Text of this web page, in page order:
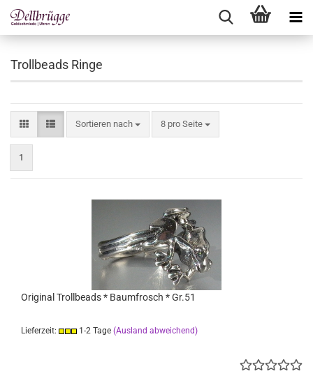
Trollbeads Ringe
Sortieren nach
Sortieren nach 8 pro Seite
pro Seite
1
Original Trollbeads * Baumfrosch * Gr.51
Lieferzeit: 1-2 Tage (Ausland abweichend)